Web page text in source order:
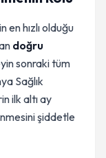
en hızlı olduğu
doğru
sonraki tüm
Sağlık
ilk altı ay
şiddetle